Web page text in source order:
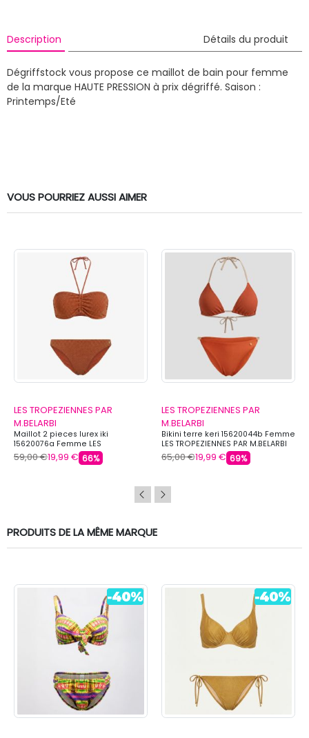
Description Détails du produit
Dégriffstock vous propose ce maillot de bain pour femme
de la marque HAUTE PRESSION à prix dégriffé. Saison :
Printemps/Eté
VOUS POURRIEZ AUSSI AIMER
LES TROPEZIENNES PAR
M.BELARBI
Maillot 2 pieces lurex iki
15620076a Femme LES
TROPEZIENNES PAR M.BELARBI
59,00 €19,99 € 66%
LES TROPEZIENNES PAR
M.BELARBI
Bikini terre keri 15620044b Femme
LES TROPEZIENNES PAR M.BELARBI
65,00 €19,99 € 69%
PRODUITS DE LA MÊME MARQUE